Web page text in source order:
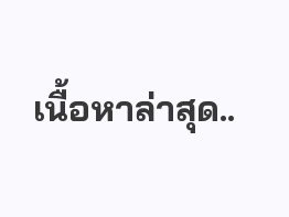
เนื้อหาล่าสุด..